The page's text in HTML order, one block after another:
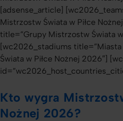
[adsense_article]
Mistrzostw Świata w Piłce
title=”Grupy Mistrzostw Świata
[wc2026_stadiums
Świata w Piłce Nożnej 2026″]
Kto wygra
Nożnej 2026?